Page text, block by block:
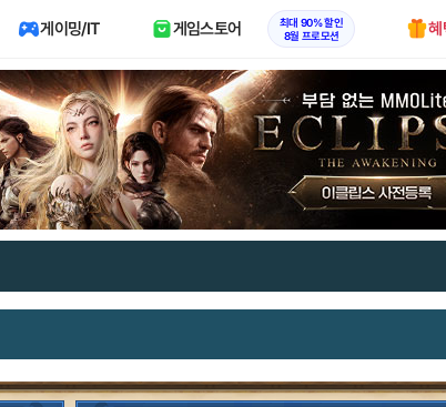
게이밍/IT 게임스토어
최대 90% 할인
8월 프로모션
혜